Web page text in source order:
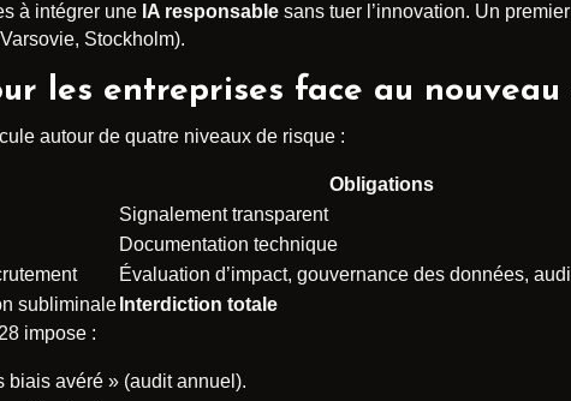
à intégrer une IA responsable sans tuer l’innovation. Un
Stockholm).
les entreprises face au nouveau
autour de quatre niveaux de risque :
Obligations
Signalement transparent
Documentation technique
Évaluation d’impact, gouvernance des données,
subliminale Interdiction totale
impose :
biais avéré » (audit annuel).